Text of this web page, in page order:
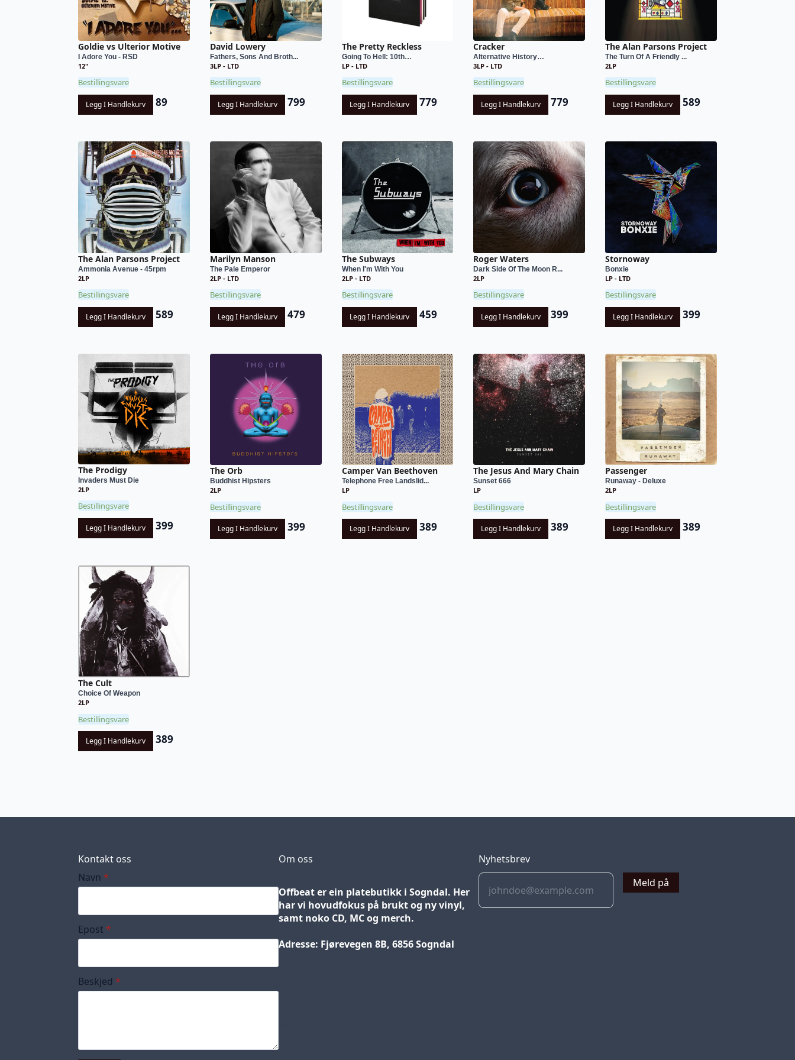
Goldie vs Ulterior Motive
I Adore You - RSD
12"
Bestillingsvare
Legg I Handlekurv 89
David Lowery
Fathers, Sons And Broth...
3LP - LTD
Bestillingsvare
Legg I Handlekurv 799
The Pretty Reckless
Going To Hell: 10th…
LP - LTD
Bestillingsvare
Legg I Handlekurv 779
Cracker
Alternative History…
3LP - LTD
Bestillingsvare
Legg I Handlekurv 779
The Alan Parsons Project
The Turn Of A Friendly ...
2LP
Bestillingsvare
Legg I Handlekurv 589
The Alan Parsons Project
Ammonia Avenue - 45rpm
2LP
Bestillingsvare
Legg I Handlekurv 589
Marilyn Manson
The Pale Emperor
2LP - LTD
Bestillingsvare
Legg I Handlekurv 479
The Subways
When I'm With You
2LP - LTD
Bestillingsvare
Legg I Handlekurv 459
Roger Waters
Dark Side Of The Moon R...
2LP
Bestillingsvare
Legg I Handlekurv 399
Stornoway
Bonxie
LP - LTD
Bestillingsvare
Legg I Handlekurv 399
The Prodigy
Invaders Must Die
2LP
Bestillingsvare
Legg I Handlekurv 399
The Orb
Buddhist Hipsters
2LP
Bestillingsvare
Legg I Handlekurv 399
Camper Van Beethoven
Telephone Free Landslid...
LP
Bestillingsvare
Legg I Handlekurv 389
The Jesus And Mary Chain
Sunset 666
LP
Bestillingsvare
Legg I Handlekurv 389
Passenger
Runaway - Deluxe
2LP
Bestillingsvare
Legg I Handlekurv 389
The Cult
Choice Of Weapon
2LP
Bestillingsvare
Legg I Handlekurv 389
Kontakt oss
Navn *
Epost *
Beskjed *
Om oss
Offbeat er ein platebutikk i Sogndal. Her
har vi hovudfokus på brukt og ny vinyl,
samt noko CD, MC og merch.
Adresse: Fjørevegen 8B, 6856 Sogndal
Blog
Nyhetsbrev
Meld på